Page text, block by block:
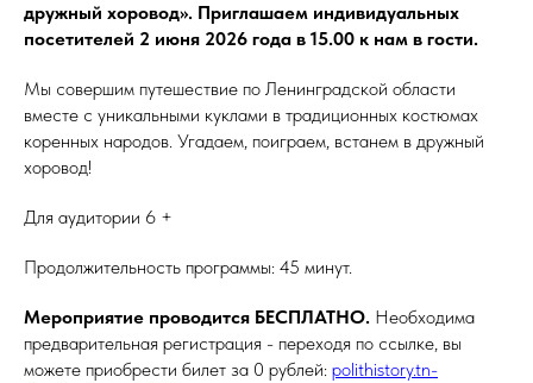
дружный хоровод». Приглашаем индивидуальных
посетителей 2 июня 2026 года в 15.00 к нам в гости.
Мы совершим путешествие по Ленинградской области
вместе с уникальными куклами в традиционных костюмах
коренных народов. Угадаем, поиграем, встанем в дружный
хоровод!
Для аудитории 6 +
Продолжительность программы: 45 минут.
Мероприятие проводится БЕСПЛАТНО. Необходима
предварительная регистрация - переходя по ссылке, вы
можете приобрести билет за 0 рублей: polithistory.tn-